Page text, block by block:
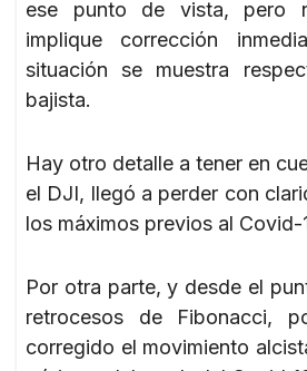
ese punto de vista, pero
implique corrección
situación se muestra
bajista.
Hay otro detalle a tener en
el DJI, llegó a perder con
los máximos previos al Covid-
Por otra parte, y desde el
retrocesos de Fibonacci,
corregido el movimiento